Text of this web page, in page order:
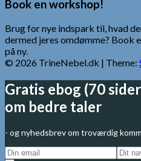
Book en workshop!
Brug for nye indspark til, hvad
dermed jeres omdømme? Book
på ny.
© 2026 TrineNebel.dk | Theme:
Gratis ebog (70
om bedre taler
- og nyhedsbrev om troværdig